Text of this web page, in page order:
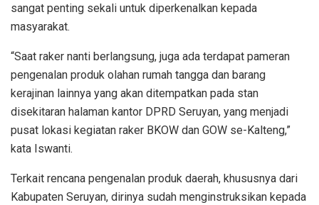
sangat penting sekali untuk diperkenalkan kepada
masyarakat.
“Saat raker nanti berlangsung, juga ada terdapat pameran
pengenalan produk olahan rumah tangga dan barang
kerajinan lainnya yang akan ditempatkan pada stan
disekitaran halaman kantor DPRD Seruyan, yang menjadi
pusat lokasi kegiatan raker BKOW dan GOW se-Kalteng,”
kata Iswanti.
Terkait rencana pengenalan produk daerah, khususnya dari
Kabupaten Seruyan, dirinya sudah menginstruksikan kepada